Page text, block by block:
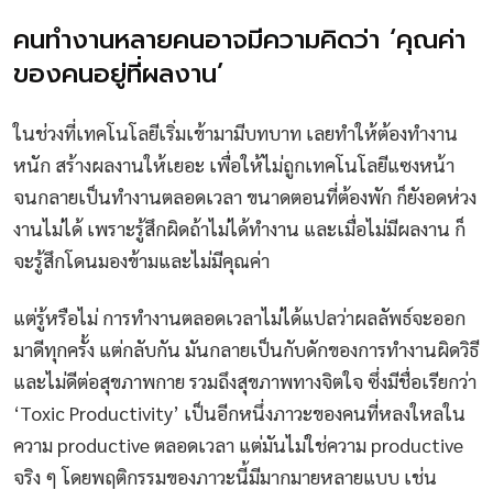
คนทำงานหลายคนอาจมีความคิดว่า ‘คุณค่า
ของคนอยู่ที่ผลงาน’
ในช่วงที่เทคโนโลยีเริ่มเข้ามามีบทบาท เลยทำให้ต้องทำงาน
หนัก สร้างผลงานให้เยอะ เพื่อให้ไม่ถูกเทคโนโลยีแซงหน้า
จนกลายเป็นทำงานตลอดเวลา ขนาดตอนที่ต้องพัก ก็ยังอดห่วง
งานไม่ได้ เพราะรู้สึกผิดถ้าไม่ได้ทำงาน และเมื่อไม่มีผลงาน ก็
จะรู้สึกโดนมองข้ามและไม่มีคุณค่า
แต่รู้หรือไม่ การทำงานตลอดเวลาไม่ได้แปลว่าผลลัพธ์จะออก
มาดีทุกครั้ง แต่กลับกัน มันกลายเป็นกับดักของการทำงานผิดวิธี
และไม่ดีต่อสุขภาพกาย รวมถึงสุขภาพทางจิตใจ ซึ่งมีชื่อเรียกว่า
‘Toxic Productivity’ เป็นอีกหนึ่งภาวะของคนที่หลงใหลใน
ความ productive ตลอดเวลา แต่มันไม่ใช่ความ productive
จริง ๆ โดยพฤติกรรมของภาวะนี้มีมากมายหลายแบบ เช่น